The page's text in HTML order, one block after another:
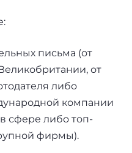
письма (от
от
либо
компании
сфере либо топ-
фирмы).